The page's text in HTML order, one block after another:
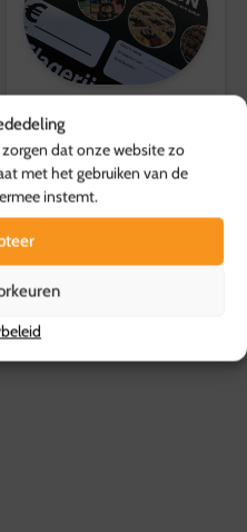
dat onze website zo
met het gebruiken van de
instemt.
een retourtermijn van 14
worden vergoed.
onze
Cadeaubon 12,5 euro
12,50p.s.
Toevoegen aan
winkelwagen